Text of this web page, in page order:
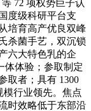
72 项权势巨子认
度级科研平台支
培育高产优良双峰
杀菌手艺，双沉锁
六大特色乳的企
体体验；参取制定
取者；具有 1300
模行业领先。焦点
时效略低于东部沿